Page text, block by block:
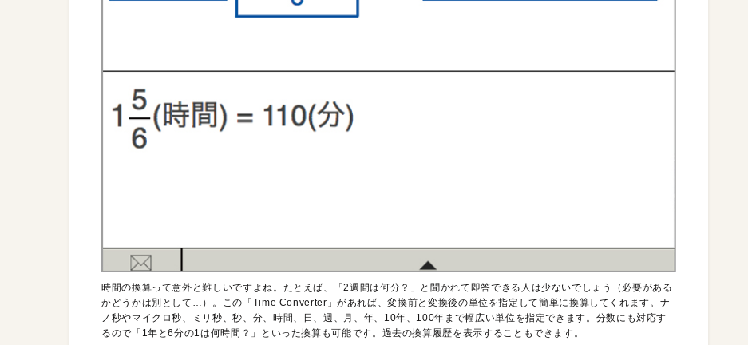
時間の換算って意外と難しいですよね。たとえば、「2週間は何分？」と聞かれて即答できる人は少ないでしょう（必要がある
かどうかは別として…）。この「Time Converter」があれば、変換前と変換後の単位を指定して簡単に換算してくれます。ナ
ノ秒やマイクロ秒、ミリ秒、秒、分、時間、日、週、月、年、10年、100年まで幅広い単位を指定できます。分数にも対応す
るので「1年と6分の1は何時間？」といった換算も可能です。過去の換算履歴を表示することもできます。